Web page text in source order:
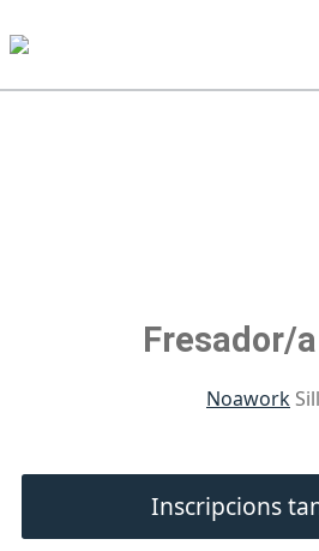
Fresador/
Noawork
Inscripcions